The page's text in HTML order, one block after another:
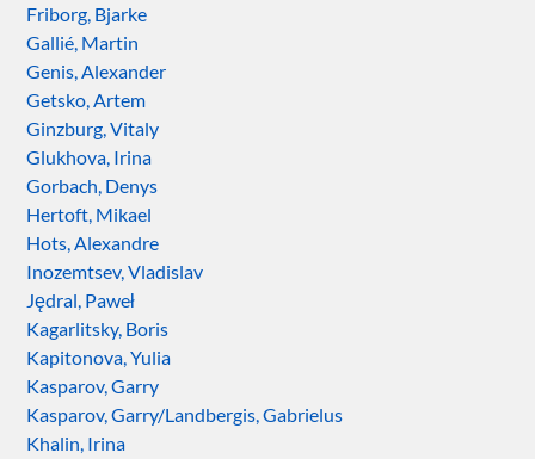
Friborg, Bjarke
Gallié, Martin
Genis, Alexander
Getsko, Artem
Ginzburg, Vitaly
Glukhova, Irina
Gorbach, Denys
Hertoft, Mikael
Hots, Alexandre
Inozemtsev, Vladislav
Jędral, Paweł
Kagarlitsky, Boris
Kapitonova, Yulia
Kasparov, Garry
Kasparov, Garry/Landbergis, Gabrielus
Khalin, Irina